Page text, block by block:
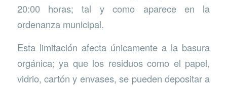
20:00 horas; tal y como aparece en la
ordenanza municipal.
Esta limitación afecta únicamente a la basura
orgánica; ya que los residuos como el papel,
vidrio, cartón y envases, se pueden depositar a